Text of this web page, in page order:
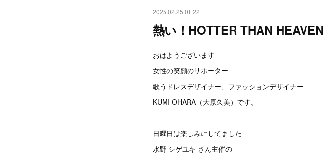
2025.02.25 01:22
熱い！HOTTER THAN HEAVEN
おはようございます
女性の笑顔のサポーター
歌うドレスデザイナー、ファッションデザイナー
KUMI OHARA（大原久美）です。
日曜日は楽しみにしてました
水野 シゲユキ さん主催の